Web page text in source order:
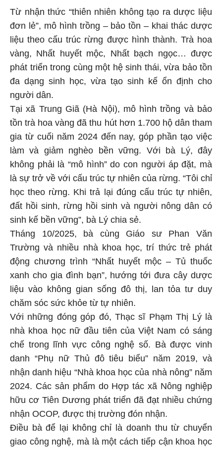
Từ nhận thức “thiên nhiên không tạo ra dược liệu
đơn lẻ”, mô hình trồng – bảo tồn – khai thác dược
liệu theo cấu trúc rừng được hình thành. Trà hoa
vàng, Nhất huyết mộc, Nhất bạch ngọc… được
phát triển trong cùng một hệ sinh thái, vừa bảo tồn
đa dạng sinh học, vừa tạo sinh kế ổn định cho
người dân.
Tại xã Trung Giã (Hà Nội), mô hình trồng và bảo
tồn trà hoa vàng đã thu hút hơn 1.700 hộ dân tham
gia từ cuối năm 2024 đến nay, góp phần tạo việc
làm và giảm nghèo bền vững. Với bà Lý, đây
không phải là “mô hình” do con người áp đặt, mà
là sự trở về với cấu trúc tự nhiên của rừng. “Tôi chỉ
học theo rừng. Khi trả lại đúng cấu trúc tự nhiên,
đất hồi sinh, rừng hồi sinh và người nông dân có
sinh kế bền vững”, bà Lý chia sẻ.
Tháng 10/2025, bà cùng Giáo sư Phan Văn
Trường và nhiều nhà khoa học, trí thức trẻ phát
động chương trình “Nhất huyết mộc – Tủ thuốc
xanh cho gia đình bạn”, hướng tới đưa cây dược
liệu vào không gian sống đô thị, lan tỏa tư duy
chăm sóc sức khỏe từ tự nhiên.
Với những đóng góp đó, Thạc sĩ Phạm Thị Lý là
nhà khoa học nữ đầu tiên của Việt Nam có sáng
chế trong lĩnh vực công nghệ số. Bà được vinh
danh “Phụ nữ Thủ đô tiêu biểu” năm 2019, và
nhận danh hiệu “Nhà khoa học của nhà nông” năm
2024. Các sản phẩm do Hợp tác xã Nông nghiệp
hữu cơ Tiên Dương phát triển đã đạt nhiều chứng
nhận OCOP, được thị trường đón nhận.
Điều bà để lại không chỉ là doanh thu từ chuyển
giao công nghệ, mà là một cách tiếp cận khoa học